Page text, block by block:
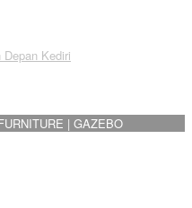
Depan Kediri
| GAZEBO